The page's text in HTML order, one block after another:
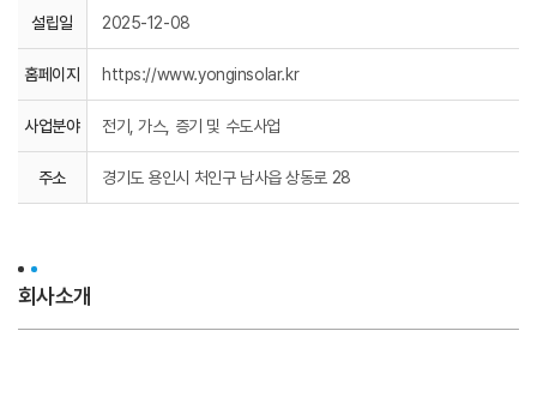
설립일 2025-12-08
홈페이지 https://www.yonginsolar.kr
사업분야 전기, 가스, 증기 및 수도사업
주소 경기도 용인시 처인구 남사읍 상동로 28
회사소개